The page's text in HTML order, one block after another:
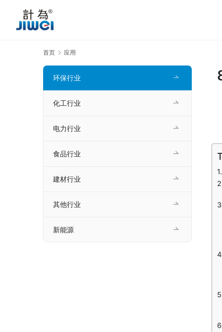
首页 应用
环保行业
化工行业
电力行业
食品行业
建材行业
其他行业
新能源